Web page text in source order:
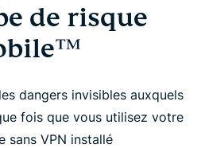
de risque
dangers invisibles auxquels
fois que vous utilisez votre
sans VPN installé